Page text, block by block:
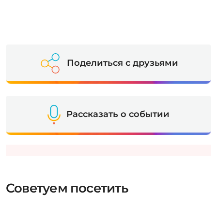
Поделиться с друзьями
Рассказать о событии
Советуем посетить